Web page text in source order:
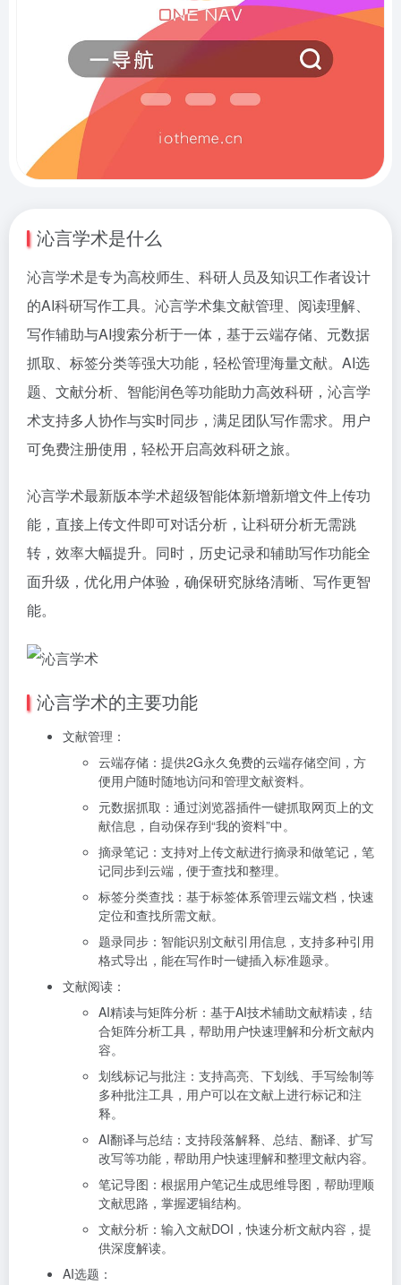
沁言学术是什么
沁言学术是专为高校师生、科研人员及知识工作者设计
的AI科研写作工具。沁言学术集文献管理、阅读理解、
写作辅助与AI搜索分析于一体，基于云端存储、元数据
抓取、标签分类等强大功能，轻松管理海量文献。AI选
题、文献分析、智能润色等功能助力高效科研，沁言学
术支持多人协作与实时同步，满足团队写作需求。用户
可免费注册使用，轻松开启高效科研之旅。
沁言学术最新版本学术超级智能体新增新增文件上传功
能，直接上传文件即可对话分析，让科研分析无需跳
转，效率大幅提升。同时，历史记录和辅助写作功能全
面升级，优化用户体验，确保研究脉络清晰、写作更智
能。
沁言学术的主要功能
文献管理：
云端存储：提供2G永久免费的云端存储空间，方
便用户随时随地访问和管理文献资料。
元数据抓取：通过浏览器插件一键抓取网页上的文
献信息，自动保存到“我的资料”中。
摘录笔记：支持对上传文献进行摘录和做笔记，笔
记同步到云端，便于查找和整理。
标签分类查找：基于标签体系管理云端文档，快速
定位和查找所需文献。
题录同步：智能识别文献引用信息，支持多种引用
格式导出，能在写作时一键插入标准题录。
文献阅读：
AI精读与矩阵分析：基于AI技术辅助文献精读，结
合矩阵分析工具，帮助用户快速理解和分析文献内
容。
划线标记与批注：支持高亮、下划线、手写绘制等
多种批注工具，用户可以在文献上进行标记和注
释。
AI翻译与总结：支持段落解释、总结、翻译、扩写
改写等功能，帮助用户快速理解和整理文献内容。
笔记导图：根据用户笔记生成思维导图，帮助理顺
文献思路，掌握逻辑结构。
文献分析：输入文献DOI，快速分析文献内容，提
供深度解读。
AI选题：